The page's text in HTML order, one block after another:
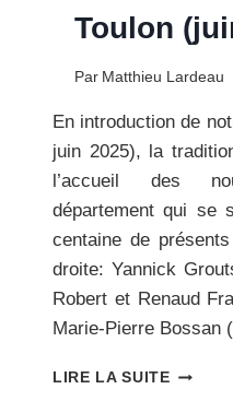
Toulon
Par Matthieu Lardeau
En introduction de
juin 2025), la
l’accueil des
département qui se
centaine de
droite: Yannick
Robert et Renaud
Marie-Pierre Bossan
LIRE LA SUITELES